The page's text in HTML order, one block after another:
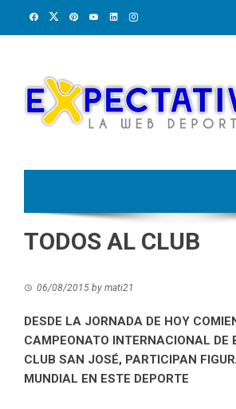
TODOS AL CLUB
06/08/2015 by mati21
DESDE LA JORNADA DE HOY
CAMPEONATO INTERNACIONAL DE
CLUB SAN JOSÉ, PARTICIPAN
MUNDIAL EN ESTE DEPORTE